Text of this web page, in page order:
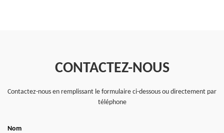
CONTACTEZ-NOUS
Contactez-nous en remplissant le formulaire ci-dessous ou directement par
téléphone
Nom